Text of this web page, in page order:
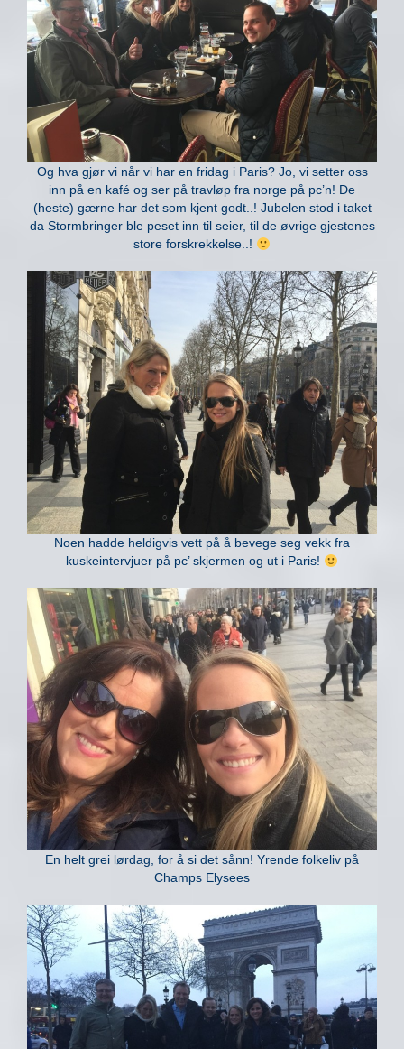
Og hva gjør vi når vi har en fridag i Paris? Jo, vi setter oss
inn på en kafé og ser på travløp fra norge på pc’n! De
(heste) gærne har det som kjent godt..! Jubelen stod i taket
da Stormbringer ble peset inn til seier, til de øvrige gjestenes
store forskrekkelse..!
Noen hadde heldigvis vett på å bevege seg vekk fra
kuskeintervjuer på pc’ skjermen og ut i Paris!
En helt grei lørdag, for å si det sånn! Yrende folkeliv på
Champs Elysees